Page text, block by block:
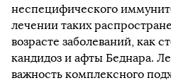
неспецифического
лечении таких
возрасте заболеваний, как
кандидоз и афты Беднара.
важность комплексного